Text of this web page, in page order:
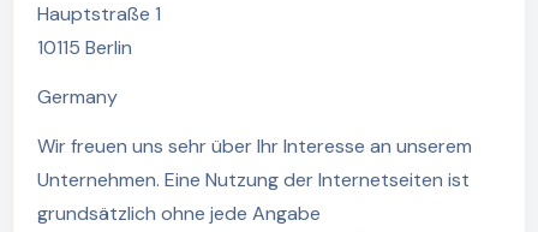
Hauptstraße 1
10115 Berlin
Germany
Wir freuen uns sehr über Ihr Interesse an unserem
Unternehmen. Eine Nutzung der Internetseiten ist
grundsätzlich ohne jede Angabe